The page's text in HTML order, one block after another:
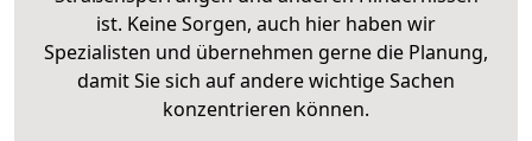
ist. Keine Sorgen, auch hier haben wir
Spezialisten und übernehmen gerne die Planung,
damit Sie sich auf andere wichtige Sachen
konzentrieren können.